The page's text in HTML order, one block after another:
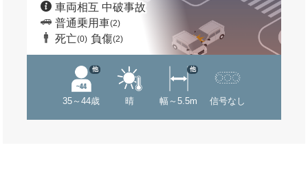
車両相互 中破事故
普通乗用車(2)
死亡(0) 負傷(2)
35～44歳
他
晴 幅～5.5m
他
信号なし